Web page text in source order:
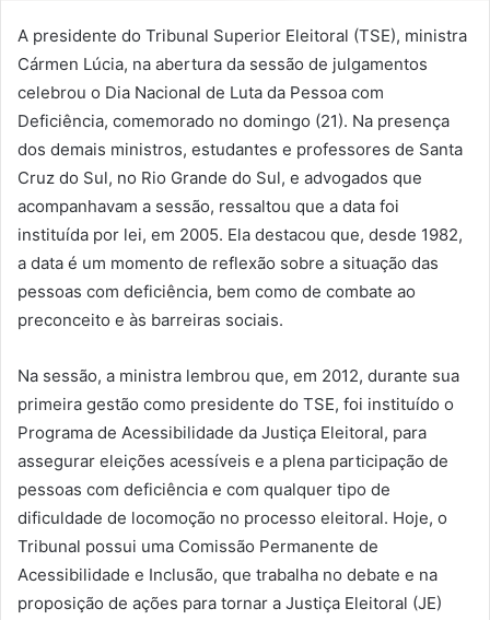
l
A presidente do Tribunal Superior Eleitoral (TSE), ministra
Cármen Lúcia, na abertura da sessão de julgamentos
celebrou o Dia Nacional de Luta da Pessoa com
Deficiência, comemorado no domingo (21). Na presença
dos demais ministros, estudantes e professores de Santa
Cruz do Sul, no Rio Grande do Sul, e advogados que
acompanhavam a sessão, ressaltou que a data foi
instituída por lei, em 2005. Ela destacou que, desde 1982,
a data é um momento de reflexão sobre a situação das
pessoas com deficiência, bem como de combate ao
preconceito e às barreiras sociais.
Na sessão, a ministra lembrou que, em 2012, durante sua
primeira gestão como presidente do TSE, foi instituído o
Programa de Acessibilidade da Justiça Eleitoral, para
assegurar eleições acessíveis e a plena participação de
pessoas com deficiência e com qualquer tipo de
dificuldade de locomoção no processo eleitoral. Hoje, o
Tribunal possui uma Comissão Permanente de
Acessibilidade e Inclusão, que trabalha no debate e na
proposição de ações para tornar a Justiça Eleitoral (JE)